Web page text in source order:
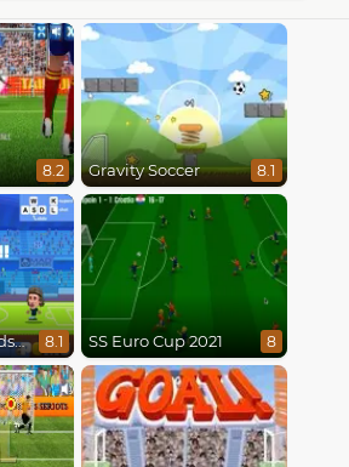
8.2 Gravity Soccer 8.1
Football Legends 2021 8.1 SS Euro Cup 2021 8